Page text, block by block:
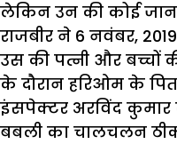
लेकिन उन की कोई
राजबीर ने 6 नवंबर,
उस की पत्नी और बच्चों
के दौरान हरिओम के
इंसपेक्टर अरविंद कुमार
बबली का चालचलन